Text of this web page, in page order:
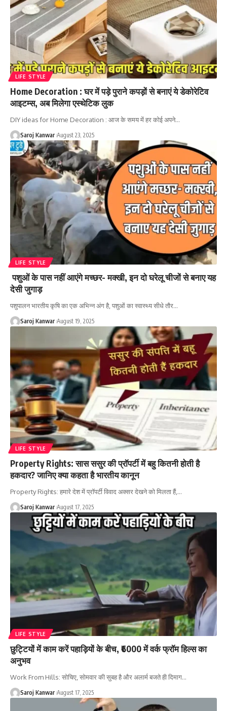
LIFE STYLE
Home Decoration : घर में पड़े पुराने कपड़ों से बनाएं ये डेकोरेटिव
आइटम्स, अब मिलेगा एस्थेटिक लुक
DIY ideas for Home Decoration : आज के समय में हर कोई अपने…
Saroj Kanwar August 23, 2025
LIFE STYLE
पशुओं के पास नहीं आएंगे मच्छर- मक्खी, इन दो घरेलू चीजों से बनाए यह
देसी जुगाड़
पशुपालन भारतीय कृषि का एक अभिन्न अंग है, पशुओं का स्वास्थ्य सीधे तौर…
Saroj Kanwar August 19, 2025
LIFE STYLE
Property Rights: सास ससुर की प्रॉपर्टी में बहु कितनी होती है
हकदार? जानिए क्या कहता है भारतीय कानून
Property Rights: हमारे देश में प्रॉपर्टी विवाद अक्सर देखने को मिलता हैं,…
Saroj Kanwar August 17, 2025
LIFE STYLE
छुट्टियों में काम करें पहाड़ियों के बीच, ₹6000 में वर्क फ्रॉम हिल्स का
अनुभव
Work From Hills: सोचिए, सोमवार की सुबह है और अलार्म बजते ही दिमाग…
Saroj Kanwar August 17, 2025